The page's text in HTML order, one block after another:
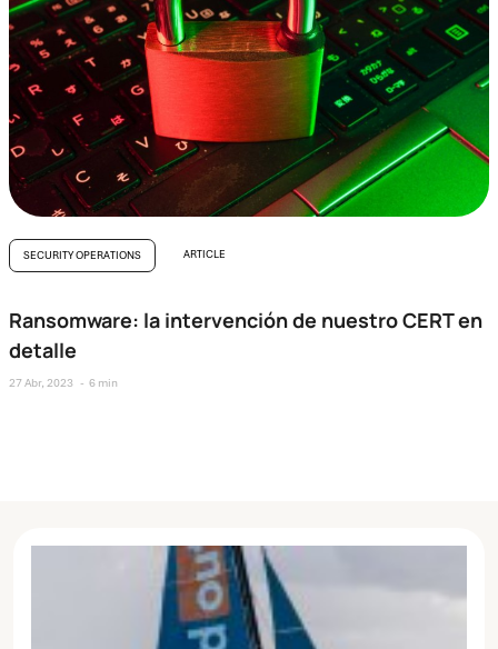
SECURITY OPERATIONS ARTICLE
Ransomware: la intervención de nuestro CERT en
detalle
27 Abr, 2023 6 min